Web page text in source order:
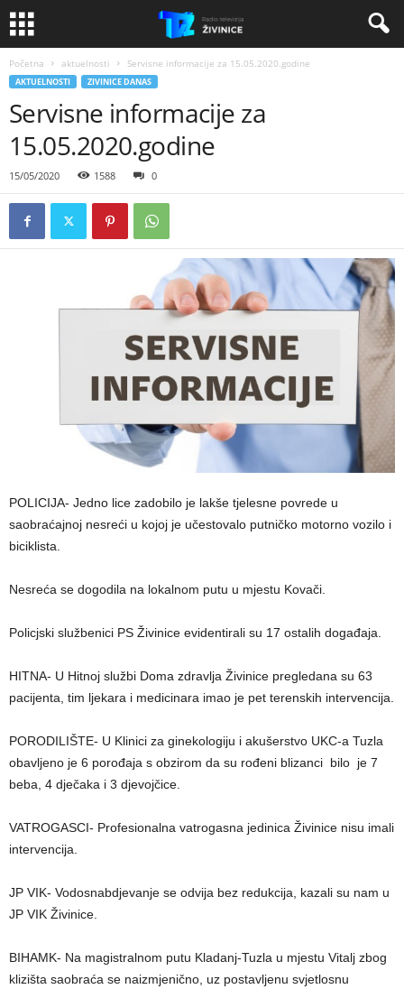
Početna aktuelnosti Servisne informacije za 15.05.2020.godine
AKTUELNOSTI ZIVINICE DANAS
Servisne informacije za
15.05.2020.godine
15/05/2020 1588 0
POLICIJA- Jedno lice zadobilo je lakše tjelesne povrede u
saobraćajnoj nesreći u kojoj je učestovalo putničko motorno vozilo i
biciklista.
Nesreća se dogodila na lokalnom putu u mjestu Kovači.
Policjski službenici PS Živinice evidentirali su 17 ostalih događaja.
HITNA- U Hitnoj službi Doma zdravlja Živinice pregledana su 63
pacijenta, tim ljekara i medicinara imao je pet terenskih intervencija.
PORODILIŠTE- U Klinici za ginekologiju i akušerstvo UKC-a Tuzla
obavljeno je 6 porođaja s obzirom da su rođeni blizanci bilo je 7
beba, 4 dječaka i 3 djevojčice.
VATROGASCI- Profesionalna vatrogasna jedinica Živinice nisu imali
intervencija.
JP VIK- Vodosnabdjevanje se odvija bez redukcija, kazali su nam u
JP VIK Živinice.
BIHAMK- Na magistralnom putu Kladanj-Tuzla u mjestu Vitalj zbog
klizišta saobraća se naizmjenično, uz postavljenu svjetlosnu